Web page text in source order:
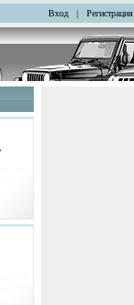
Вход | Регистрация